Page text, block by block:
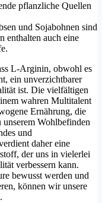
pflanzliche Quellen
und Sojabohnen sind
enthalten auch eine
L-Arginin, obwohl es
ein unverzichtbarer
ist. Die vielfältigen
wahren Multitalent
Ernährung, die
Wohlbefinden
und
daher eine
der uns in vielerlei
verbessern kann.
bewusst werden und
können wir unsere